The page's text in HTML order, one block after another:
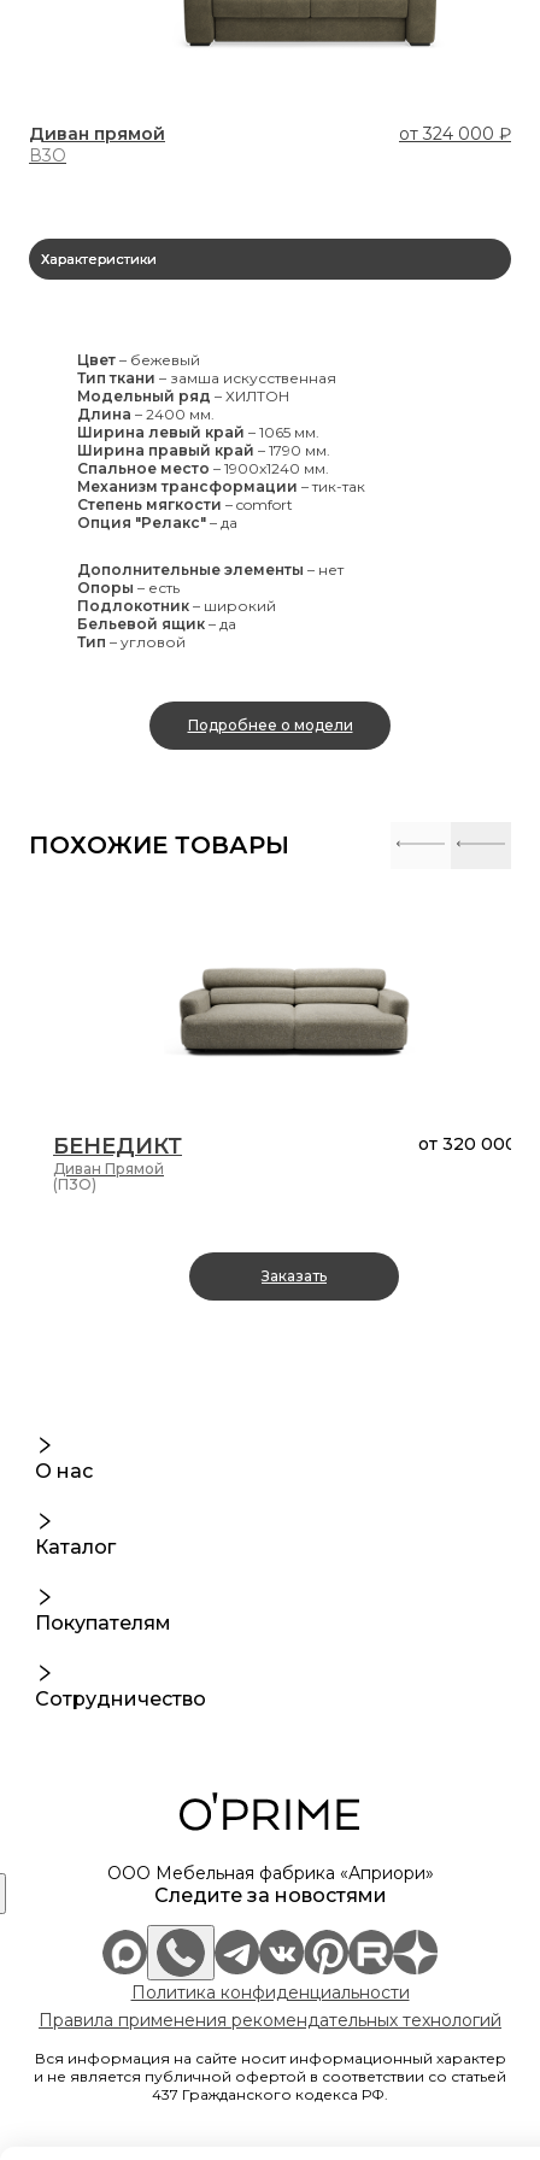
Диван прямой от 324 000 ₽
В3О
Характеристики
Цвет – бежевый
Тип ткани – замша искусственная
Модельный ряд – ХИЛТОН
Длина – 2400 мм.
Ширина левый край – 1065 мм.
Ширина правый край – 1790 мм.
Спальное место – 1900x1240 мм.
Механизм трансформации – тик-так
Степень мягкости – comfort
Опция "Релакс" – да
Дополнительные элементы – нет
Опоры – есть
Подлокотник – широкий
Бельевой ящик – да
Тип – угловой
Подробнее о модели
ПОХОЖИЕ ТОВАРЫ
БЕНЕДИКТ
Диван Прямой
от 320 000 ₽
(П3О)
Заказать
О нас
Каталог
Покупателям
Сотрудничество
ООО Мебельная фабрика «Априори»
Следите за новостями
Политика конфиденциальности
Правила применения рекомендательных технологий
Вся информация на сайте носит информационный характер
и не является публичной офертой в соответствии со статьей
437 Гражданского кодекса РФ.